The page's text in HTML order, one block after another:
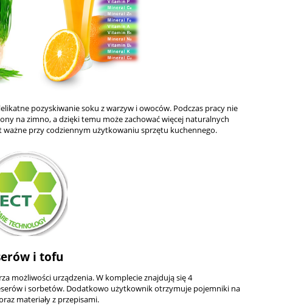
pozyskiwanie soku z warzyw i owoców. Podczas pracy nie
na zimno, a dzięki temu może zachować więcej naturalnych
ważne przy codziennym użytkowaniu sprzętu kuchennego.
i tofu
możliwości urządzenia. W komplecie znajdują się 4
i sorbetów. Dodatkowo użytkownik otrzymuje pojemniki na
materiały z przepisami.